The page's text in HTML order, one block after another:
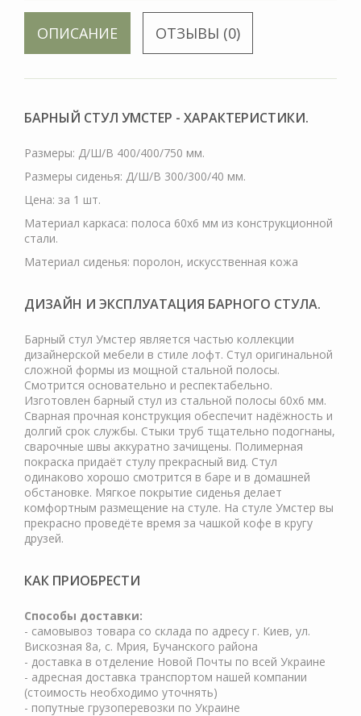
ОПИСАНИЕ ОТЗЫВЫ (0)
БАРНЫЙ СТУЛ УМСТЕР - ХАРАКТЕРИСТИКИ.
Размеры: Д/Ш/В 400/400/750 мм.
Размеры сиденья: Д/Ш/В 300/300/40 мм.
Цена: за 1 шт.
Материал каркаса: полоса 60х6 мм из конструкционной
стали.
Материал сиденья: поролон, искусственная кожа
ДИЗАЙН И ЭКСПЛУАТАЦИЯ БАРНОГО СТУЛА.
Барный стул Умстер является частью коллекции
дизайнерской мебели в стиле лофт. Стул оригинальной
сложной формы из мощной стальной полосы.
Смотрится основательно и респектабельно.
Изготовлен барный стул из стальной полосы 60х6 мм.
Сварная прочная конструкция обеспечит надёжность и
долгий срок службы. Стыки труб тщательно подогнаны,
сварочные швы аккуратно зачищены. Полимерная
покраска придаёт стулу прекрасный вид. Стул
одинаково хорошо смотрится в баре и в домашней
обстановке. Мягкое покрытие сиденья делает
комфортным размещение на стуле. На стуле Умстер вы
прекрасно проведёте время за чашкой кофе в кругу
друзей.
КАК ПРИОБРЕСТИ
Cпособы доставки:
- самовывоз товара со склада по адресу г. Киев, ул.
Вискозная 8а, с. Мрия, Бучанского района
- доставка в отделение Новой Почты по всей Украине
- адресная доставка транспортом нашей компании
(стоимость необходимо уточнять)
- попутные грузоперевозки по Украине